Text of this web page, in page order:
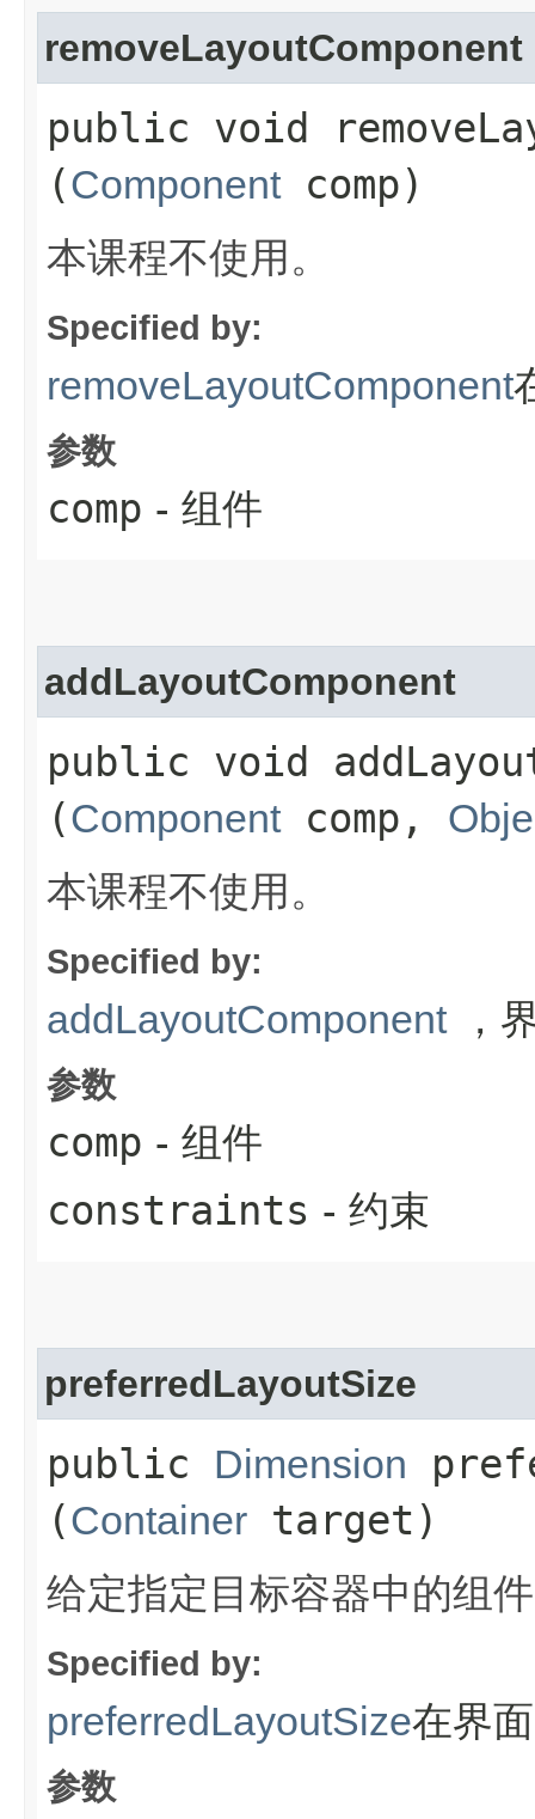
removeLayoutComponent
public void
(Componentcomp)
本课程不使用。
Specified by:
removeLayoutComponent
参数
comp - 组件
addLayoutComponent
public void
(Componentcomp,
本课程不使用。
Specified by:
addLayoutComponent，
参数
comp - 组件
constraints - 约束
preferredLayoutSize
public Dimension
(Container target)
给定指定目标容器中的组
Specified by:
preferredLayoutSize在界
参数